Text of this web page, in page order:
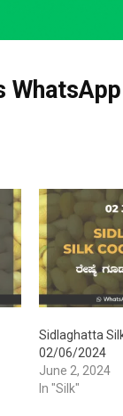
Sidlaghatta
02/06/2024
June 2, 2024
In "Silk"